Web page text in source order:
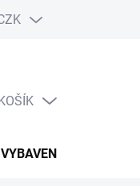
VYBAVENÍ DÍLNY PRO